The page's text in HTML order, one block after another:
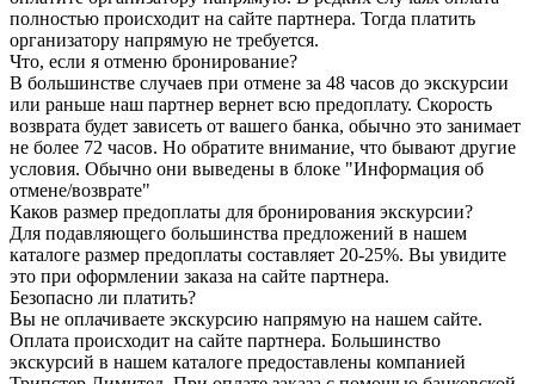
полностью происходит на сайте партнера. Тогда платить
организатору напрямую не требуется.
Что, если я отменю бронирование?
В большинстве случаев при отмене за 48 часов до экскурсии
или раньше наш партнер вернет всю предоплату. Скорость
возврата будет зависеть от вашего банка, обычно это занимает
не более 72 часов. Но обратите внимание, что бывают другие
условия. Обычно они выведены в блоке "Информация об
отмене/возврате"
Каков размер предоплаты для бронирования экскурсии?
Для подавляющего большинства предложений в нашем
каталоге размер предоплаты составляет 20-25%. Вы увидите
это при оформлении заказа на сайте партнера.
Безопасно ли платить?
Вы не оплачиваете экскурсию напрямую на нашем сайте.
Оплата происходит на сайте партнера. Большинство
экскурсий в нашем каталоге предоставлены компанией